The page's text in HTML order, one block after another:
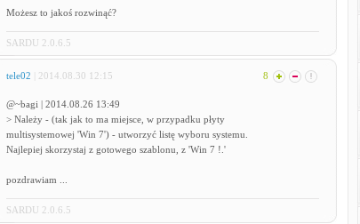
Możesz to jakoś rozwinąć?
SARDU 2.0.6.5
tele02 | 2014.08.30 12:15 8
@~bagi | 2014.08.26 13:49
> Należy - (tak jak to ma miejsce, w przypadku płyty
multisystemowej 'Win 7') - utworzyć listę wyboru systemu.
Najlepiej skorzystaj z gotowego szablonu, z 'Win 7 !.'
pozdrawiam ...
SARDU 2.0.6.5